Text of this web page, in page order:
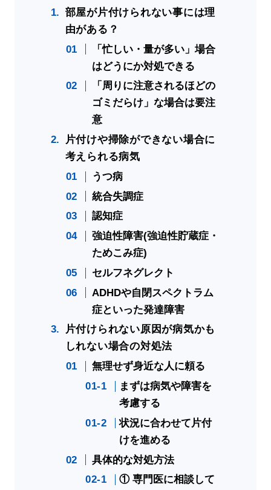
部屋が片付けられない事には理
由がある？
「忙しい・量が多い」場合
はどうにか対処できる
「周りに注意されるほどの
ゴミだらけ」な場合は要注
意
片付けや掃除ができない場合に
考えられる病気
うつ病
統合失調症
認知症
強迫性障害(強迫性貯蔵症・
ためこみ症)
セルフネグレクト
ADHDや自閉スペクトラム
症といった発達障害
片付けられない原因が病気かも
しれない場合の対処法
無理せず身近な人に頼る
まずは病気や障害を
考慮する
状況に合わせて片付
けを進める
具体的な対処方法
① 専門医に相談して